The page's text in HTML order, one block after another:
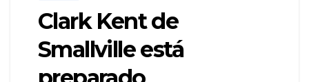
Clark Kent de
Smallville está